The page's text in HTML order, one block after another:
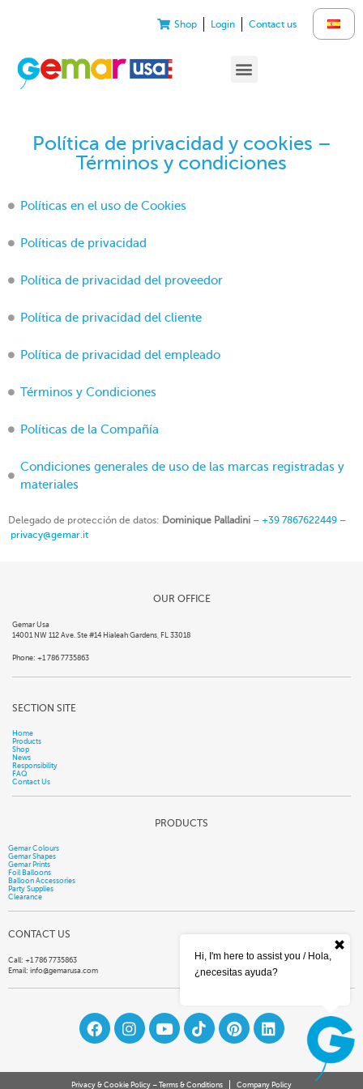
Shop Login Contact us
Política de privacidad y cookies –
Términos y condiciones
Políticas en el uso de Cookies
Políticas de privacidad
Política de privacidad del proveedor
Política de privacidad del cliente
Política de privacidad del empleado
Términos y Condiciones
Políticas de la Compañía
Condiciones generales de uso de las marcas registradas y
materiales
Delegado de protección de datos: Dominique Palladini – +39 7867622449 –
privacy@gemar.it
OUR OFFICE
Gemar Usa
14001 NW 112 Ave. Ste #14 Hialeah Gardens, FL 33018
Phone: +1 786 7735863
SECTION SITE
Home
Products
Shop
News
Responsibility
FAQ
Contact Us
PRODUCTS
Gemar Colours
Gemar Shapes
Gemar Prints
Foil Balloons
Balloon Accessories
Party Supplies
Clearance
CONTACT US
Call: +1 786 7735863
Email: info@gemarusa.com
Privacy & Cookie Policy – Terms & Conditions Company Policy
Hi, I'm here to assist you / Hola,
¿necesitas ayuda?